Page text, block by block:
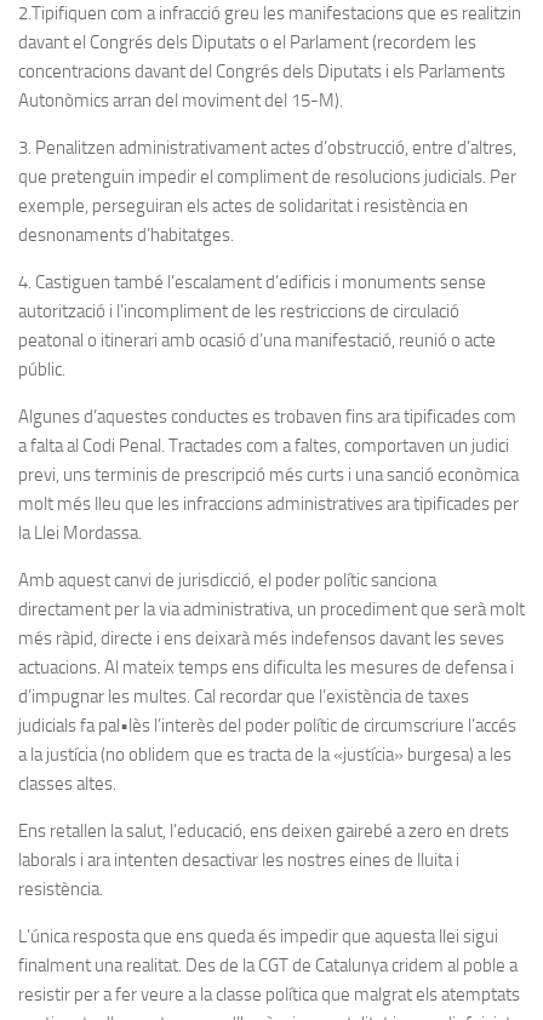
2.Tipifiquen com a infracció greu les manifestacions que es realitzin
davant el Congrés dels Diputats o el Parlament (recordem les
concentracions davant del Congrés dels Diputats i els Parlaments
Autonòmics arran del moviment del 15-M).
3. Penalitzen administrativament actes d’obstrucció, entre d’altres,
que pretenguin impedir el compliment de resolucions judicials. Per
exemple, perseguiran els actes de solidaritat i resistència en
desnonaments d’habitatges.
4. Castiguen també l’escalament d’edificis i monuments sense
autorització i l’incompliment de les restriccions de circulació
peatonal o itinerari amb ocasió d’una manifestació, reunió o acte
públic.
Algunes d’aquestes conductes es trobaven fins ara tipificades com
a falta al Codi Penal. Tractades com a faltes, comportaven un judici
previ, uns terminis de prescripció més curts i una sanció econòmica
molt més lleu que les infraccions administratives ara tipificades per
la Llei Mordassa.
Amb aquest canvi de jurisdicció, el poder polític sanciona
directament per la via administrativa, un procediment que serà molt
més ràpid, directe i ens deixarà més indefensos davant les seves
actuacions. Al mateix temps ens dificulta les mesures de defensa i
d’impugnar les multes. Cal recordar que l’existència de taxes
judicials fa pal•lès l’interès del poder polític de circumscriure l’accés
a la justícia (no oblidem que es tracta de la «justícia» burgesa) a les
classes altes.
Ens retallen la salut, l’educació, ens deixen gairebé a zero en drets
laborals i ara intenten desactivar les nostres eines de lluita i
resistència.
L’única resposta que ens queda és impedir que aquesta llei sigui
finalment una realitat. Des de la CGT de Catalunya cridem al poble a
resistir per a fer veure a la classe política que malgrat els atemptats